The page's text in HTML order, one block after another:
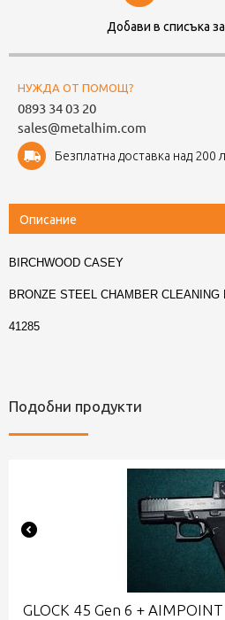
Добави в списъка
НУЖДА ОТ ПОМОЩ?
0893 34 03 20
sales@metalhim.com
Безплатна доставка над 200
Описание
BIRCHWOOD CASEY
BRONZE STEEL CHAMBER CLEANING
41285
Подобни продукти